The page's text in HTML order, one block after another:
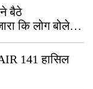
बैठे
कि लोग बोले,
141 हासिल